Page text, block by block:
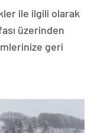
ile ilgili olarak
üzerinden
geri